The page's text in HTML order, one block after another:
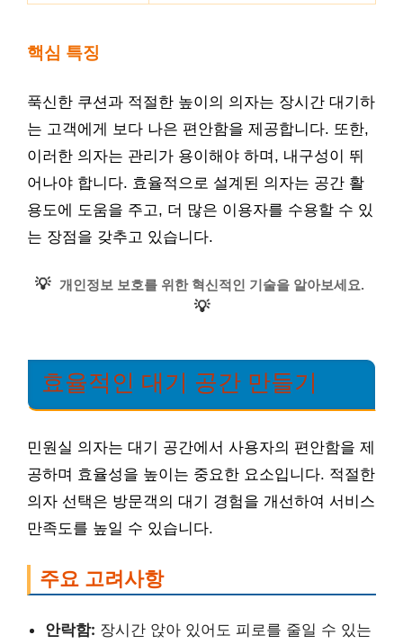
핵심 특징
푹신한 쿠션과 적절한 높이의 의자는 장시간 대기하
는 고객에게 보다 나은 편안함을 제공합니다. 또한,
이러한 의자는 관리가 용이해야 하며, 내구성이 뛰
어나야 합니다. 효율적으로 설계된 의자는 공간 활
용도에 도움을 주고, 더 많은 이용자를 수용할 수 있
는 장점을 갖추고 있습니다.
💡 개인정보 보호를 위한 혁신적인 기술을 알아보세요.
💡
효율적인 대기 공간 만들기
민원실 의자는 대기 공간에서 사용자의 편안함을 제
공하며 효율성을 높이는 중요한 요소입니다. 적절한
의자 선택은 방문객의 대기 경험을 개선하여 서비스
만족도를 높일 수 있습니다.
주요 고려사항
안락함: 장시간 앉아 있어도 피로를 줄일 수 있는